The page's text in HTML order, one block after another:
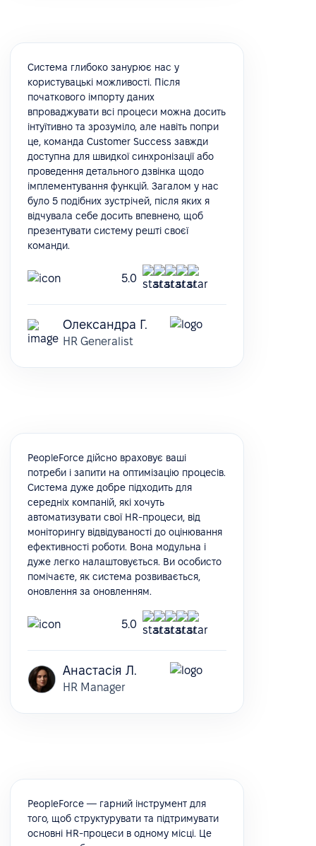
Система глибоко занурює нас у
користувацькі можливості. Після
початкового імпорту даних
впроваджувати всі процеси можна досить
інтуїтивно та зрозуміло, але навіть попри
це, команда Customer Success завжди
доступна для швидкої синхронізації або
проведення детального дзвінка щодо
імплементування функцій. Загалом у нас
було 5 подібних зустрічей, після яких я
відчувала себе досить впевнено, щоб
презентувати систему решті своєї
команди.
5.0
Олександра Г.
HR Generalist
PeopleForce дійсно враховує ваші
потреби і запити на оптимізацію процесів.
Система дуже добре підходить для
середніх компаній, які хочуть
автоматизувати свої HR-процеси, від
моніторингу відвідуваності до оцінювання
ефективності роботи. Вона модульна і
дуже легко налаштовується. Ви особисто
помічаєте, як система розвивається,
оновлення за оновленням.
5.0
Анастасія Л.
HR Manager
PeopleForce — гарний інструмент для
того, щоб структурувати та підтримувати
основні HR-процеси в одному місці. Це